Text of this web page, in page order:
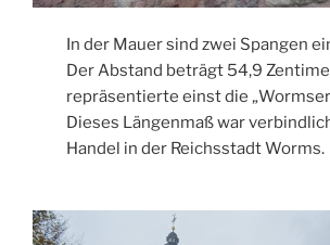
In der Mauer sind zwei Spangen
Der Abstand beträgt 54,9
repräsentierte einst die „Wormser
Dieses Längenmaß war
Handel in der Reichsstadt Worms.